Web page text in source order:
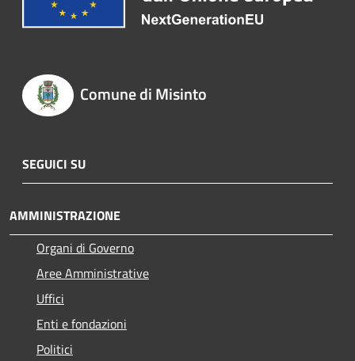
Comune di Misinto
SEGUICI SU
AMMINISTRAZIONE
Organi di Governo
Aree Amministrative
Uffici
Enti e fondazioni
Politici